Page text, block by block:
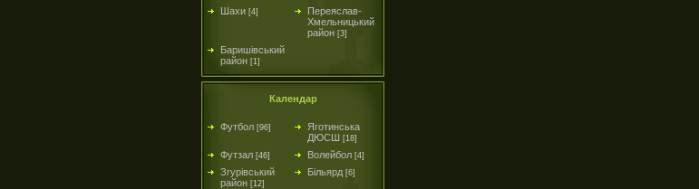
Шахи [4]
Переяслав-
Хмельницький
район [3]
Баришівський
район [1]
Календар
Футбол [96]
Яготинська
ДЮСШ [18]
Футзал [46] Волейбол [4]
Згурівський
район [12]
Більярд [6]